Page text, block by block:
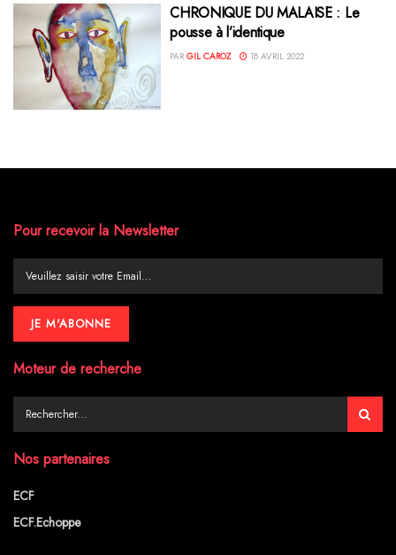
CHRONIQUE DU MALAISE : Le
pousse à l’identique
PAR GIL CAROZ 18 AVRIL 2022
Pour recevoir la Newsletter
Moteur de recherche
Nos partenaires
ECF
ECF.Echoppe